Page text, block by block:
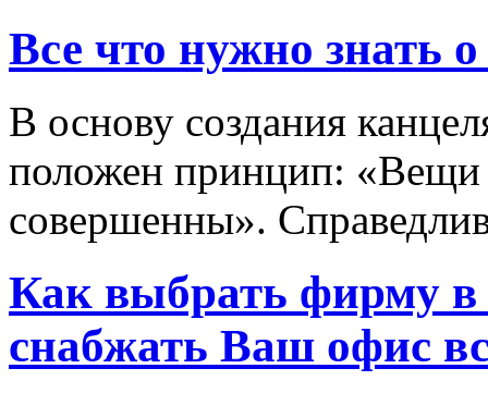
Все что нужно знать
В основу создания
положен принцип:
совершенны».
Как выбрать фирму в
снабжать Ваш офис